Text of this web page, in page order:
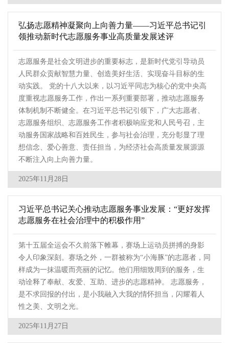
弘扬志愿精神凝聚向上向善力量——习近平总书记引
领推动新时代志愿服务事业高质量发展述评
志愿服务是社会文明进步的重要标志，是新时代党引导动员
人民群众贡献智慧力量、创造美好生活、实现奋斗目标的生
动实践。 党的十八大以来，以习近平同志为核心的党中央高
度重视志愿服务工作，作出一系列重要部署，推动志愿服务
体制机制不断健全。在习近平总书记引领下，广大志愿者、
志愿服务组织、志愿服务工作者积极响应党和人民号召，主
动服务国家战略和百姓民生，参与社会治理，充分彰显了理
想信念、爱心善意、责任担当，为经济社会高质量发展源源
不断注入向上向善力量。
2025年11月28日
习近平总书记关心推动志愿服务事业发展：“更好发挥
志愿服务在社会治理中的积极作用”
第十五届全运会不久前落下帷幕，赛场上运动员拼搏的身影
令人印象深刻。赛场之外，一群被称为“小海豚”的志愿者，同
样成为一抹温暖而亮丽的记忆。他们用细致周到的服务，生
动诠释了奉献、友爱、互助、进步的志愿精神。 志愿服务，
是不求回报的付出，是小我融入大我的情怀担当，闪耀着人
性之美、文明之光。
2025年11月27日